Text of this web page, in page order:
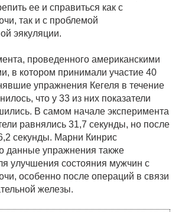
ее и справиться как с
так и с проблемой
эякуляции.
проведенного американскими
в котором принимали участие 40
упражнения Кегеля в течение
что у 33 из них показатели
В самом начале эксперимента
равнялись 31,7 секунды, но после
секунды. Марни Кинрис
данные упражнения также
улучшения состояния мужчин с
особенно после операций в связи
железы.